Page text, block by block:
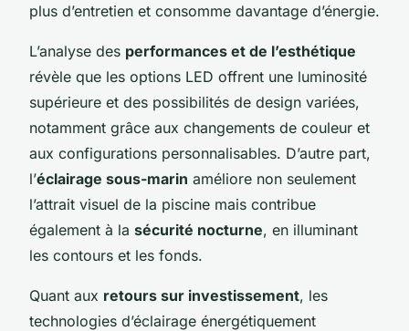
plus d’entretien et consomme davantage d’énergie.
L’analyse des performances et de l’esthétique
révèle que les options LED offrent une luminosité
supérieure et des possibilités de design variées,
notamment grâce aux changements de couleur et
aux configurations personnalisables. D’autre part,
l’éclairage sous-marin améliore non seulement
l’attrait visuel de la piscine mais contribue
également à la sécurité nocturne, en illuminant
les contours et les fonds.
Quant aux retours sur investissement, les
technologies d’éclairage énergétiquement